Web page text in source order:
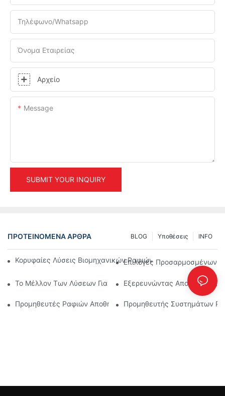
Τηλέφωνο/Whatsapp
Όνομα Εταιρείας
Αρχείο
Message
SUBMIT YOUR INQUIRY
ΠΡΟΤΕΙΝΌΜΕΝΑ ΆΡΘΡΑ INFO
Υποθέσεις
BLOG
Κορυφαίες Λύσεις Βιομηχανικών Ραφιών Για Αποτελεσματική
Επιλογές Προσαρμοσμένων
Το Μέλλον Των Λύσεων Για Παλετοθήκες: Τάσεις Και
Εξερευνώντας
Προμηθευτές Ραφιών Αποθήκης: Τι Να Προσέξετε
Προμηθευτής Συστημάτων